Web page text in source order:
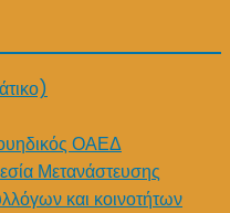
ΟΑΕΔ
Μετανάστευσης
και κοινοτήτων